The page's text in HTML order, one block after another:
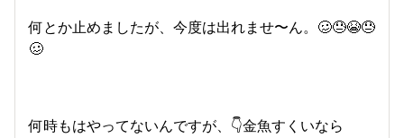
何とか止めましたが、今度は出れませ〜ん。🥴😓😭😓
🥴
何時もはやってないんですが、👇金魚すくいなら